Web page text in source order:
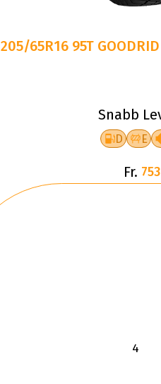
205/65R16 95T
Snabb
D E
Fr.